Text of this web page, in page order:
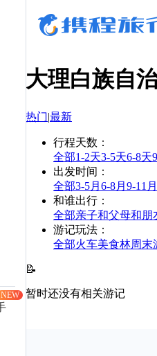
NEW
大理白族自
热门|最新
行程天数 ：
全部1-2天3-5天6-8天
出发时间 ：
全部3-5月 6-8月 9-11月
和谁出行 ：
全部亲子和父母和朋
游记玩法 ：
全部火车美食林周末
📝
暂时还没有相关游记